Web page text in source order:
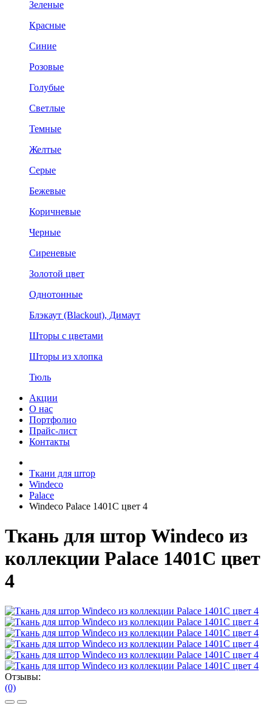
Зеленые
Красные
Синие
Розовые
Голубые
Светлые
Темные
Желтые
Серые
Бежевые
Коричневые
Черные
Сиреневые
Золотой цвет
Однотонные
Блэкаут (Blackout), Димаут
Шторы с цветами
Шторы из хлопка
Тюль
Акции
О нас
Портфолио
Прайс-лист
Контакты
Ткани для штор
Windeco
Palace
Windeco Palace 1401C цвет 4
Ткань для штор Windeco из
коллекции Palace 1401C цвет
4
Отзывы:
(0)